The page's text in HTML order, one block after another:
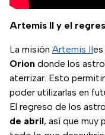
Artemis II y el
La misión Artemis IIes
Orion donde los
aterrizar. Esto
poder utilizarlas en
El regreso de los
de abril, así que muy